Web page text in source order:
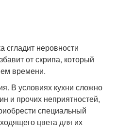
сгладит неровности
от скрипа, который
времени.
В условиях кухни сложно
и прочих неприятностей,
специальный
цвета для их